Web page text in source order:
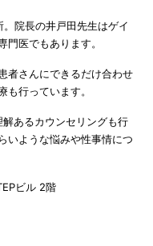
院長の井戸田先生はゲイ
医でもあります。
者さんにできるだけ合わせ
行っています。
あるカウンセリングも行
いような悩みや性事情につ
ビル 2階